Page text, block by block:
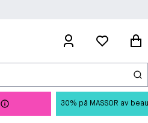
30% på MASSOR av